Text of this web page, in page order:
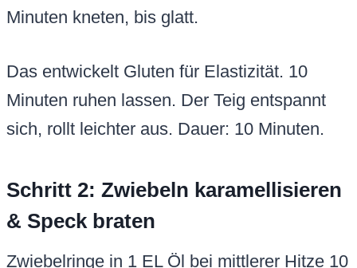
Minuten kneten, bis glatt.
Das entwickelt Gluten für Elastizität. 10
Minuten ruhen lassen. Der Teig entspannt
sich, rollt leichter aus. Dauer: 10 Minuten.
Schritt 2: Zwiebeln karamellisieren
& Speck braten
Zwiebelringe in 1 EL Öl bei mittlerer Hitze 10